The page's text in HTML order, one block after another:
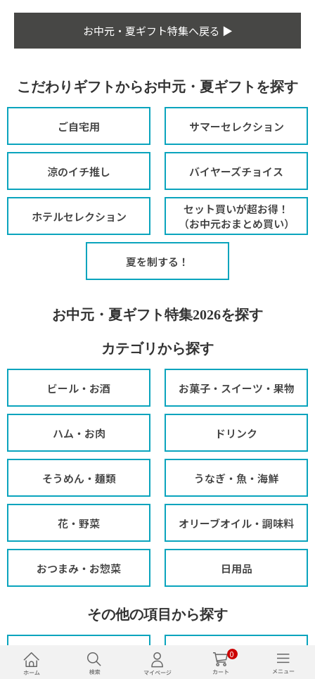
0
お中元・夏ギフト特集へ戻る ▶
こだわりギフトからお中元・夏ギフトを探す
ご自宅用 サマーセレクション
涼のイチ推し バイヤーズチョイス
ホテルセレクション
セット買いが超お得！
（お中元おまとめ買い）
夏を制する！
お中元・夏ギフト特集2026を探す
カテゴリから探す
ビール・お酒 お菓子・スイーツ・果物
ハム・お肉 ドリンク
そうめん・麺類 うなぎ・魚・海鮮
花・野菜 オリーブオイル・調味料
おつまみ・お惣菜 日用品
その他の項目から探す
予算から探す 贈る相手から探す